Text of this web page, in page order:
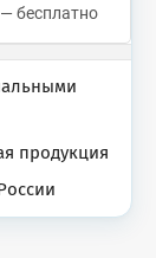
бесплатно
продукция